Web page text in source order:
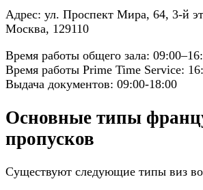
Адрес: ул. Проспект Мира, 64, 3-й
Москва, 129110
Время работы общего зала:
Время работы Prime Time Service:
Выдача документов: 09:00-18:00
Основные типы
пропусков
Существуют следующие типы виз